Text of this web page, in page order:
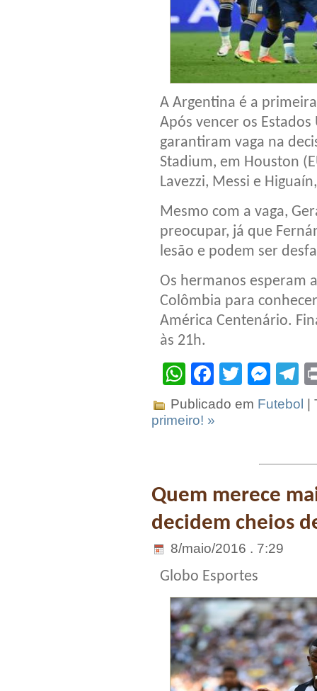
A Argentina é a
Após vencer os
garantiram vaga na
Stadium, em Houston
Lavezzi, Messi e
Mesmo com a vaga,
preocupar, já que
lesão e podem ser
Os hermanos esperam
Colômbia para
América Centenário.
às 21h.
WhatsApp
Facebook
Twitter
Publicado em Futebol |
primeiro! »
Quem merece
decidem cheios
8/maio/2016 . 7:29
Globo Esportes